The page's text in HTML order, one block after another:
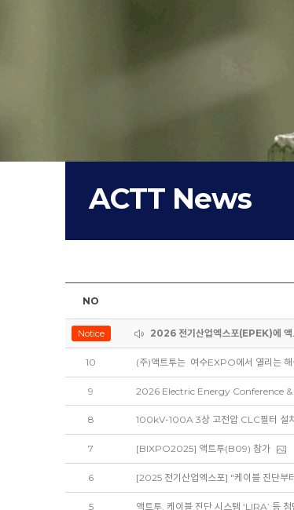
ACTT News
NO
Notice 2026 전기산업엑스포(EPEK)에 액
10
9 2026 Electric Energy Conference
8 100kV-100A 3상 고전압 CLC필터 설
7 [BIXPO2025] 액트투(B09) 참가
6 [2025 전기산업엑스포] "케이블 진단부
5 액트투, 케이블 진단 시스템 ‘LIRA’ 등